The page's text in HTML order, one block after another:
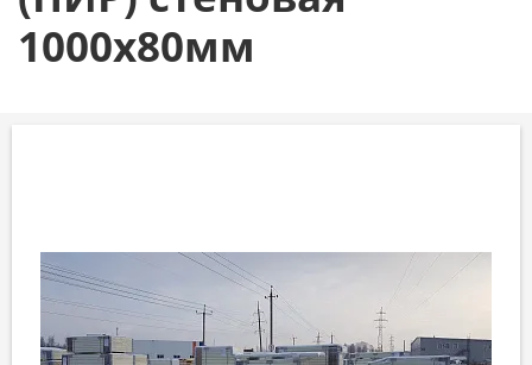
1000x80мм